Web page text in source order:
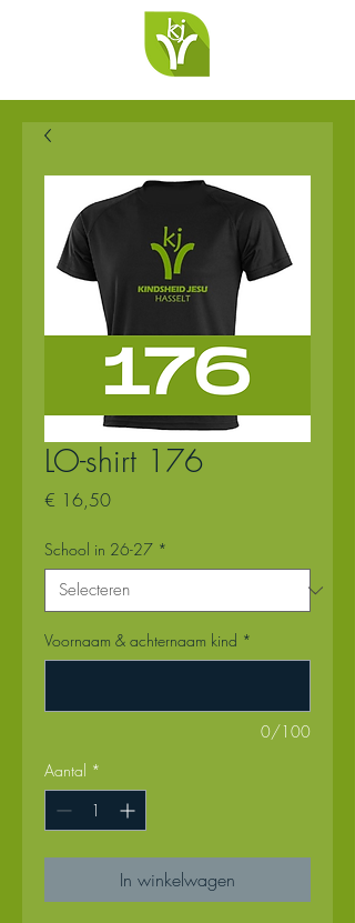
LO-shirt 176
€ 16,50Prijs
School in 26-27 *
Voornaam & achternaam kind *
0/100
Aantal *
In winkelwagen